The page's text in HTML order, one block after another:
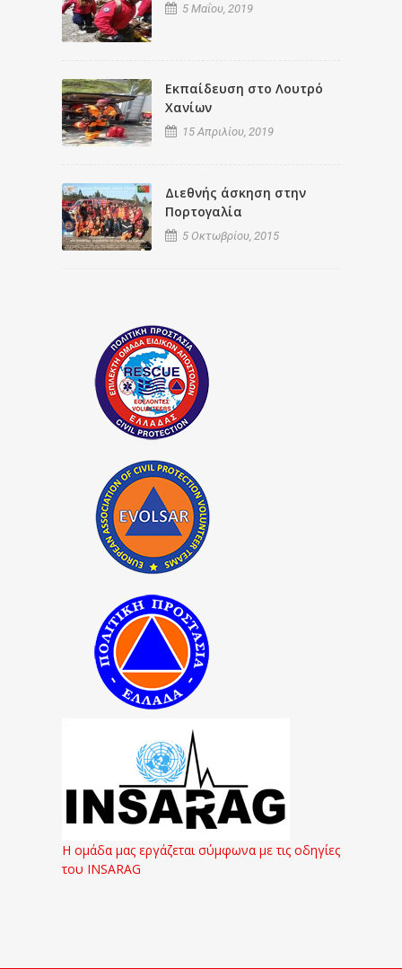
5 Μαΐου, 2019
Εκπαίδευση στο Λουτρό
Χανίων
15 Απριλίου, 2019
Διεθνής άσκηση στην
Πορτογαλία
5 Οκτωβρίου, 2015
Η ομάδα μας εργάζεται σύμφωνα με τις οδηγίες
του INSARAG